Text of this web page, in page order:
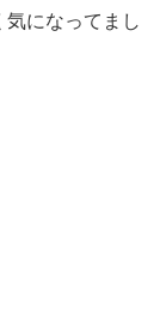
になってまし